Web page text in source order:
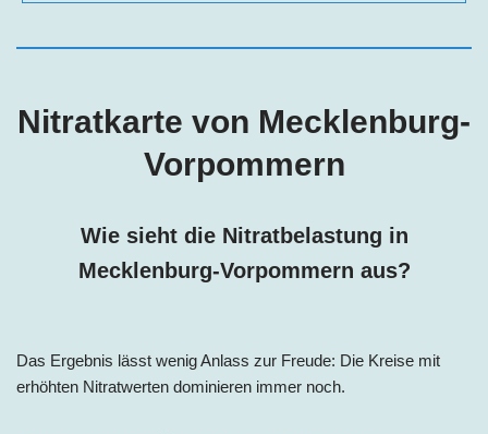
Nitratkarte von Mecklenburg-
Vorpommern
Wie sieht die Nitratbelastung in
Mecklenburg-Vorpommern aus?
Das Ergebnis lässt wenig Anlass zur Freude: Die Kreise mit
erhöhten Nitratwerten dominieren immer noch.